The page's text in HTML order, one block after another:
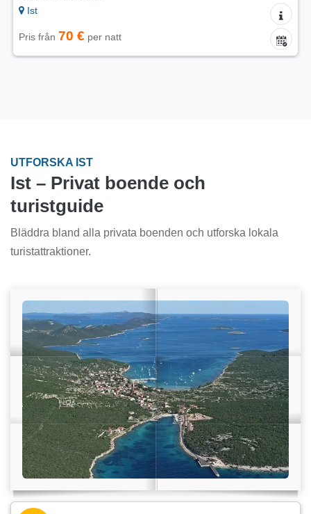
Ist
Pris från 70 € per natt
UTFORSKA IST
Ist – Privat boende och
turistguide
Bläddra bland alla privata boenden och utforska lokala
turistattraktioner.